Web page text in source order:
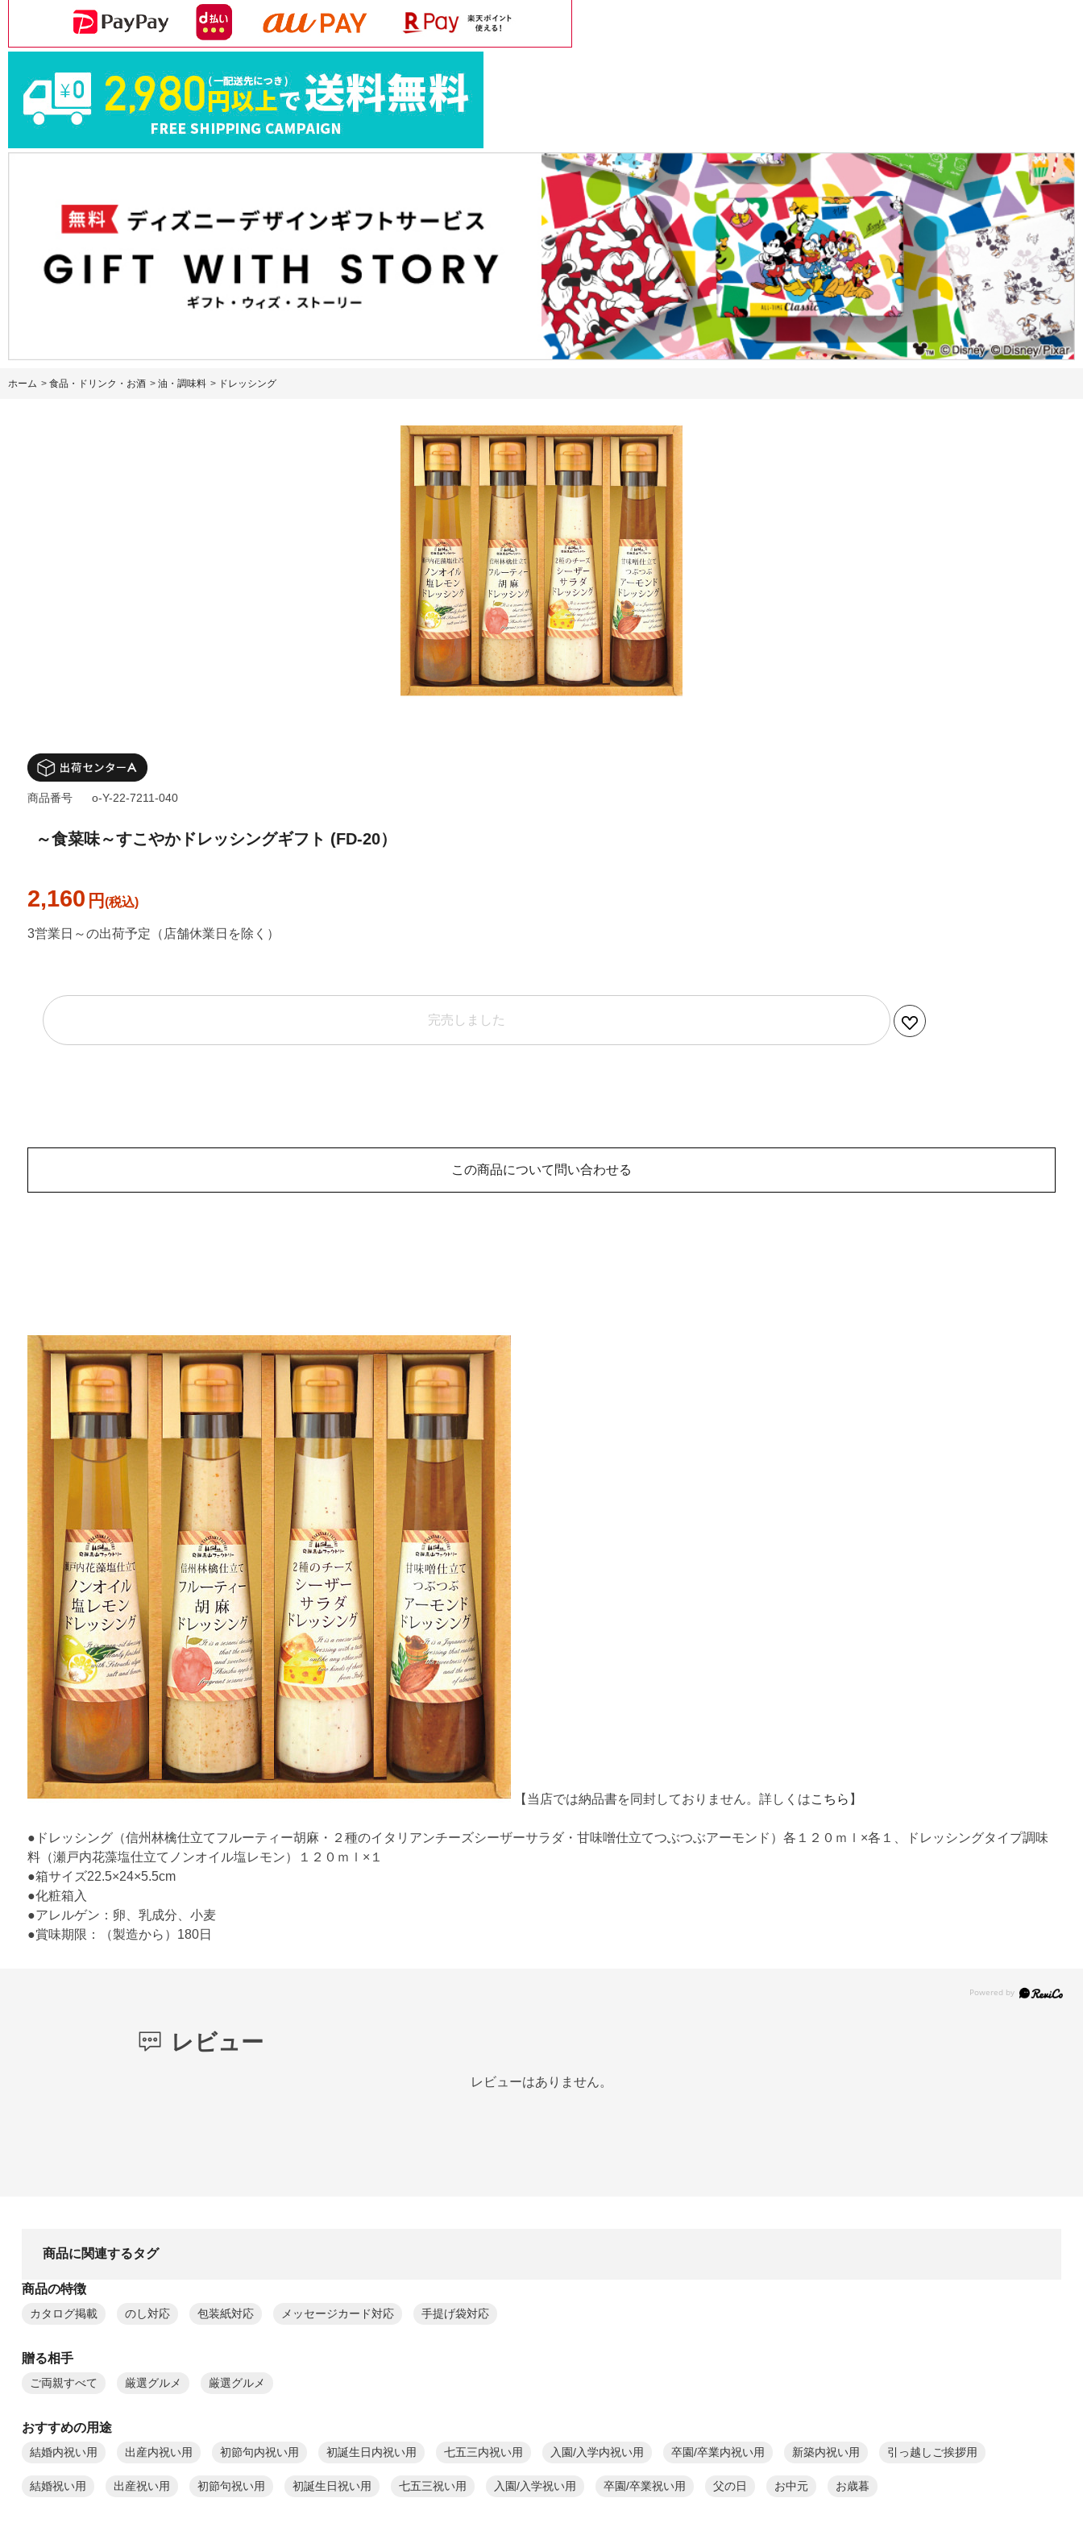
ホーム > 食品・ドリンク・お酒 > 油・調味料 > ドレッシング
～食菜味～すこやかドレッシングギフト (FD-20）
2,160 円
商品番号 o-Y-22-7211-040
3営業日～の出荷予定（店舗休業日を除く）
完売しました
この商品について問い合わせる
【当店では納品書を同封しておりません。詳しくはこちら 】
●ドレッシング（信州林檎仕立てフルーティー胡麻・２種のイタリアンチーズシーザーサラダ・甘味噌仕立てつぶつぶアーモンド）各１２０ｍｌ×各１、ドレッシングタイプ調味
料（瀬戸内花藻塩仕立てノンオイル塩レモン）１２０ｍｌ×１
●箱サイズ22.5×24×5.5cm
●化粧箱入
●アレルゲン：卵、乳成分、小麦
●賞味期限：（製造から）180日
レビュー
レビューはありません。
商品に関連するタグ
商品の特徴
カタログ掲載 のし対応 包装紙対応 メッセージカード対応 手提げ袋対応
贈る相手
ご両親すべて 厳選グルメ 厳選グルメ
おすすめの用途
結婚内祝い用 出産内祝い用 初節句内祝い用 初誕生日内祝い用 七五三内祝い用 入園/入学内祝い用 卒園/卒業内祝い用 新築内祝い用 引っ越しご挨拶用
結婚祝い用 出産祝い用 初節句祝い用 初誕生日祝い用 七五三祝い用 入園/入学祝い用 卒園/卒業祝い用 父の日 お中元 お歳暮